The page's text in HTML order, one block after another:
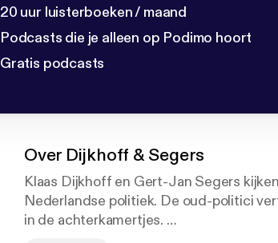
20 uur luisterboeken / maand
Podcasts die je alleen op Podimo hoort
Gratis podcasts
Over Dijkhoff & Segers
Klaas Dijkhoff en Gert-Jan Segers
Nederlandse politiek. De oud-politici
in de achterkamertjes.